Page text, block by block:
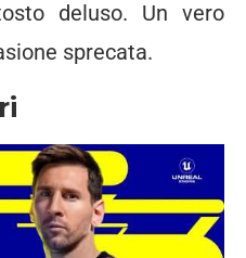
deluso. Un vero
sprecata.